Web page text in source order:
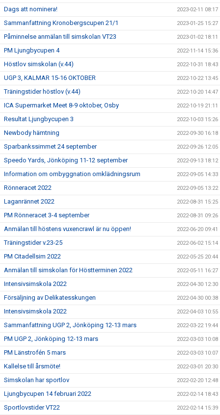
Dags att nominera! 2023-02-11 08:17
Sammanfattning Kronobergscupen 21/1 2023-01-25 15:27
Påminnelse anmälan till simskolan VT23 2023-01-02 18:11
PM Ljungbycupen 4 2022-11-14 15:36
Höstlov simskolan (v.44) 2022-10-31 18:43
UGP 3, KALMAR 15-16 OKTOBER 2022-10-22 13:45
Träningstider höstlov (v.44) 2022-10-20 14:47
ICA Supermarket Meet 8-9 oktober, Osby 2022-10-19 21:11
Resultat Ljungbycupen 3 2022-10-03 15:26
Newbody hämtning 2022-09-30 16:18
Sparbankssimmet 24 september 2022-09-26 12:05
Speedo Yards, Jönköping 11-12 september 2022-09-13 18:12
Information om ombyggnation omklädningsrum 2022-09-05 14:33
Rönneracet 2022 2022-09-05 13:22
Laganrännet 2022 2022-08-31 15:25
PM Rönneracet 3-4 september 2022-08-31 09:26
Anmälan till höstens vuxencrawl är nu öppen! 2022-06-20 09:41
Träningstider v.23-25 2022-06-02 15:14
PM Citadellsim 2022 2022-05-25 20:44
Anmälan till simskolan för Höstterminen 2022 2022-05-11 16:27
Intensivsimskola 2022 2022-04-30 12:30
Försäljning av Delikatesskungen 2022-04-30 00:38
Intensivsimskola 2022 2022-04-03 10:55
Sammanfattning UGP 2, Jönköping 12-13 mars 2022-03-22 19:44
PM UGP 2, Jönköping 12-13 mars 2022-03-03 10:08
PM Länstrofén 5 mars 2022-03-03 10:07
Kallelse till årsmöte! 2022-03-01 20:30
Simskolan har sportlov 2022-02-20 12:48
Ljungbycupen 14 februari 2022 2022-02-14 18:43
Sportlovstider VT22 2022-02-14 15:39